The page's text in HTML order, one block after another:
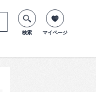
検索 マイページ